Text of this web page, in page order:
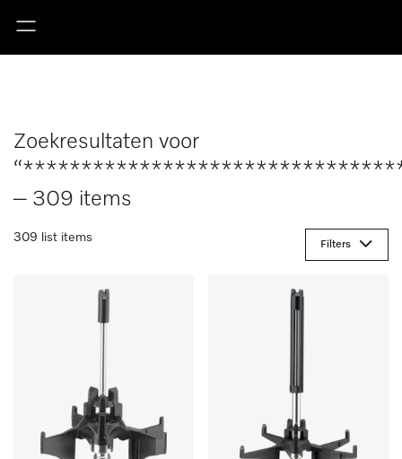
Zoekresultaten voor
– 309 items
309 list items
Filters